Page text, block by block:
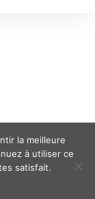
la meilleure
à utiliser ce
satisfait.